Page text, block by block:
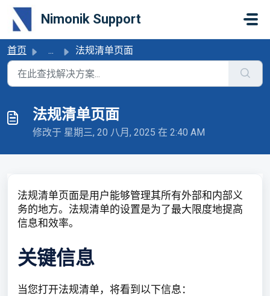
跳过至主要内容
Nimonik Support
首页 ... 法规清单页面
法规清单页面
修改于 星期三, 20 八月, 2025 在 2:40 AM
法规清单页面是用户能够管理其所有外部和内部义
务的地方。法规清单的设置是为了最大限度地提高
信息和效率。
关键信息
当您打开法规清单，将看到以下信息：